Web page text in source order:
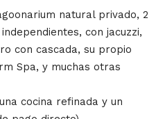
natural privado, 2
con jacuzzi,
con cascada, su propio
Spa, y muchas otras
cocina refinada y un